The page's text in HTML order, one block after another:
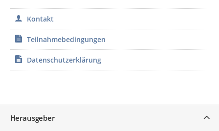
Kontakt
Teilnahmebedingungen
Datenschutzerklärung
Herausgeber